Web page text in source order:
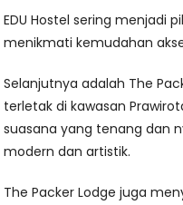
EDU Hostel sering menjadi
menikmati kemudahan
Selanjutnya adalah The
terletak di kawasan
suasana yang tenang dan
modern dan artistik.
The Packer Lodge juga